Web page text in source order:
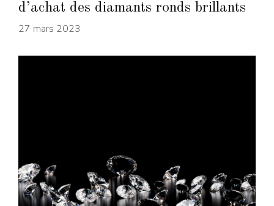
d’achat des diamants ronds brillants
27 mars 2023